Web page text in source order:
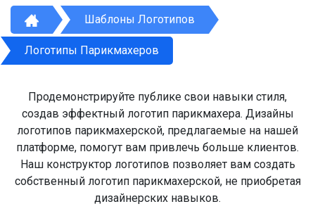
Шаблоны Логотипов
Логотипы Парикмахеров
Продемонстрируйте публике свои навыки стиля,
создав эффектный логотип парикмахера. Дизайны
логотипов парикмахерской, предлагаемые на нашей
платформе, помогут вам привлечь больше клиентов.
Наш конструктор логотипов позволяет вам создать
собственный логотип парикмахерской, не приобретая
дизайнерских навыков.